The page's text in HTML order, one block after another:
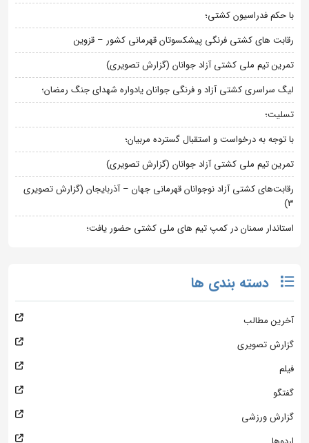
با حکم فدراسیون کشتی؛
رقابت های کشتی فرنگی پیشکسوتان قهرمانی کشور – قزوین
تمرین تیم ملی کشتی آزاد جوانان (گزارش تصویری)
لیگ سراسری کشتی آزاد و فرنگی جوانان یادواره شهدای جنگ رمضان؛
تسلیت؛
با توجه به درخواست و استقبال گسترده مربیان؛
تمرین تیم ملی کشتی آزاد جوانان (گزارش تصویری)
رقابت‌های کشتی آزاد نوجوانان قهرمانی جهان – آذربایجان (گزارش تصویری
3)
استاندار سمنان در کمپ تیم های ملی کشتی حضور یافت؛
دسته بندی ها
آخرین مطالب
گزارش تصویری
فیلم
گفتگو
گزارش ورزشی